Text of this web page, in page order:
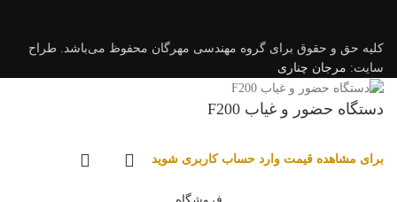
کلیه حق و حقوق برای گروه مهندسی مهرگان محفوظ می‌باشد. طراح
سایت: مرجان چناری
دستگاه حضور و غیاب F200
برای مشاهده قیمت وارد حساب کاربری شوید